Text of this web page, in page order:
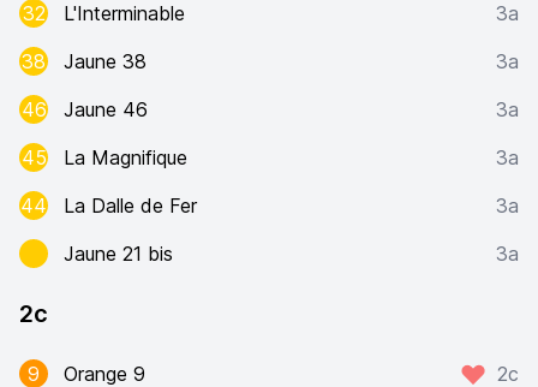
32
L'Interminable
3a
38
Jaune 38
3a
46
Jaune 46
3a
45
La Magnifique
3a
44
La Dalle de Fer
3a
Jaune 21 bis
3a
2c
9 Orange 9
2c